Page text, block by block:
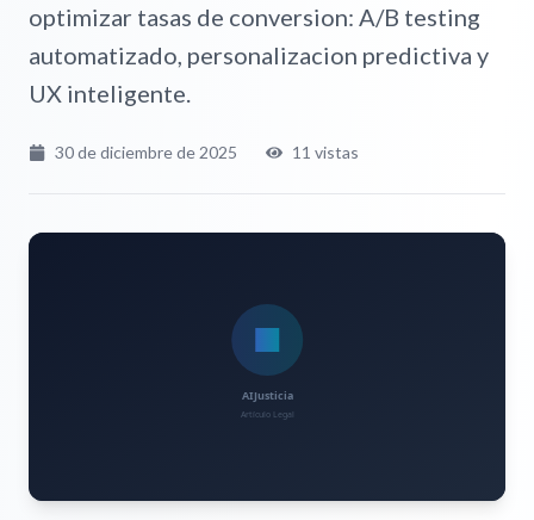
optimizar tasas de conversion: A/B testing
automatizado, personalizacion predictiva y
UX inteligente.
30 de diciembre de 2025 11 vistas